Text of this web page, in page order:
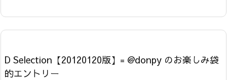
D Selection【20120120版】= @donpy のお楽しみ袋
的エントリー